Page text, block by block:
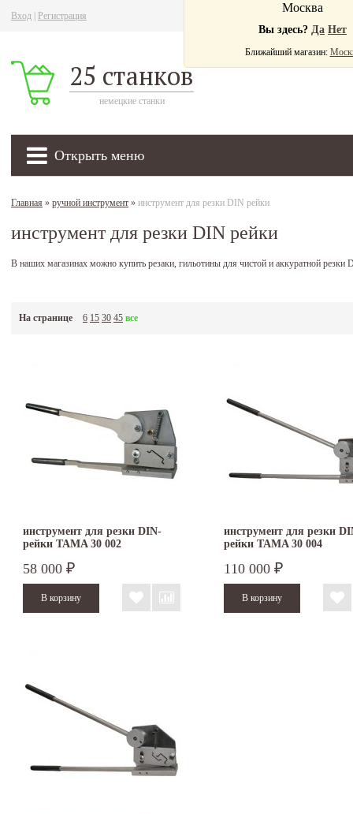
Вход Регистрация
25 станков
немецкие станки
Открыть меню
Москва
Вы здесь? Да Нет
Ближайший магазин:
Главная » ручной инструмент » инструмент для резки DIN рейки
инструмент для резки DIN рейки
В наших магазинах можно купить резаки, гильотины для чистой и аккуратной
На странице 6 15 30 45 все
инструмент для резки DIN-
рейки TAMA 30 002
58 000 ₽
инструмент для резки
рейки TAMA 30 004
110 000 ₽